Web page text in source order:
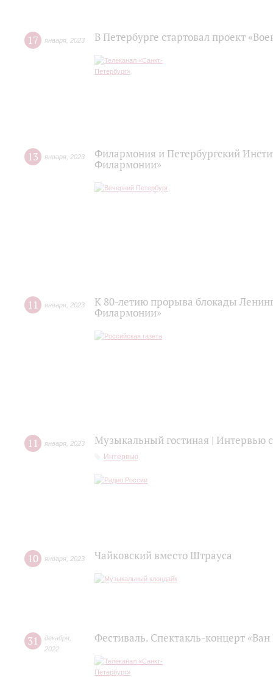
17 января 2023 В Петербурге стартовал проект
13 января 2023
Филармония и Петербургский
Филармонии»
11 января 2023
К 80-летию прорыва блокады
Филармонии»
11 января 2023 Музыкальный гостиная |
Интервью
10 января 2023 Чайковский вместо Штрауса
31 декабря
2022
Фестиваль. Спектакль-концерт «Ван